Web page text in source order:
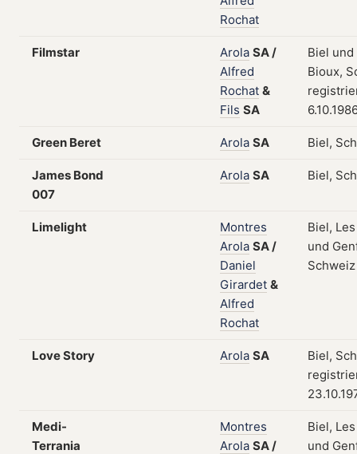
Rochat
Filmstar Arola SA/
Alfred
Rochat &
Fils SA
Biel und
Bioux,
Green Beret Arola SA Biel,
James Bond
007
Arola SA Biel,
Limelight
Montres
Arola SA/
Daniel
Girardet &
Alfred
Rochat
Biel,
und
Schweiz
Love Story Arola SA
Biel,
Medi-
Terrania
Montres
Arola SA/
Biel,
und